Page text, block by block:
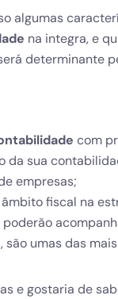
algumas
na integra, e
determinante
com
da sua
empresas;
fiscal na
umas das
e gostaria de